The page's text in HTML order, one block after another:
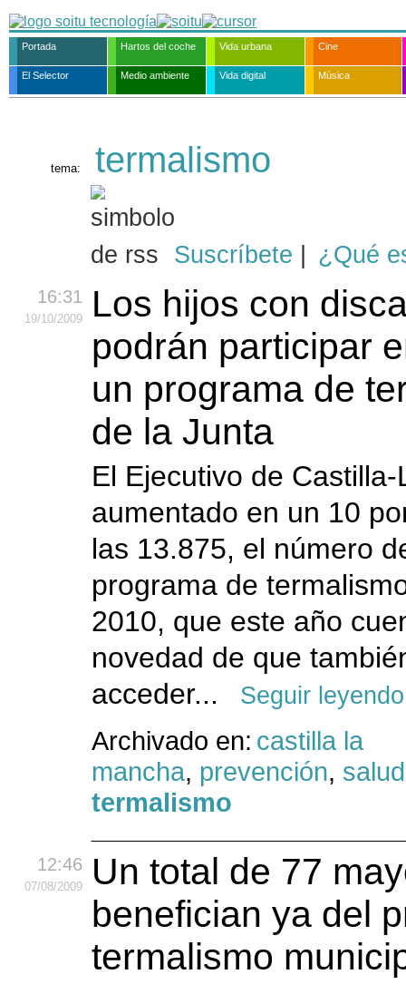
Portada Hartos del coche Vida urbana Cine
El Selector Medio ambiente Vida digital Música
tema: termalismo
Suscríbete ¿Qué
16:31
19/10/2009
Los hijos con
podrán participar
un programa de
de la Junta
El Ejecutivo de
aumentado en un 10
las 13.875, el número
programa de
2010, que este año
novedad de que
acceder...
Seguir leyendo
Archivado en: castilla la
mancha, prevención, salud
termalismo
12:46
07/08/2009
Un total de 77
benefician ya del
termalismo